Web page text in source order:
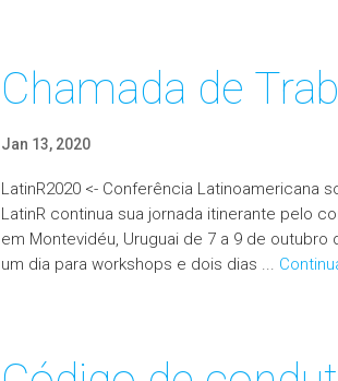
Chamada de
Jan 13, 2020
LatinR2020 <- Conferência Latinoamericana
LatinR continua sua jornada itinerante pelo
em Montevidéu, Uruguai de 7 a 9 de
um dia para workshops e dois dias ...